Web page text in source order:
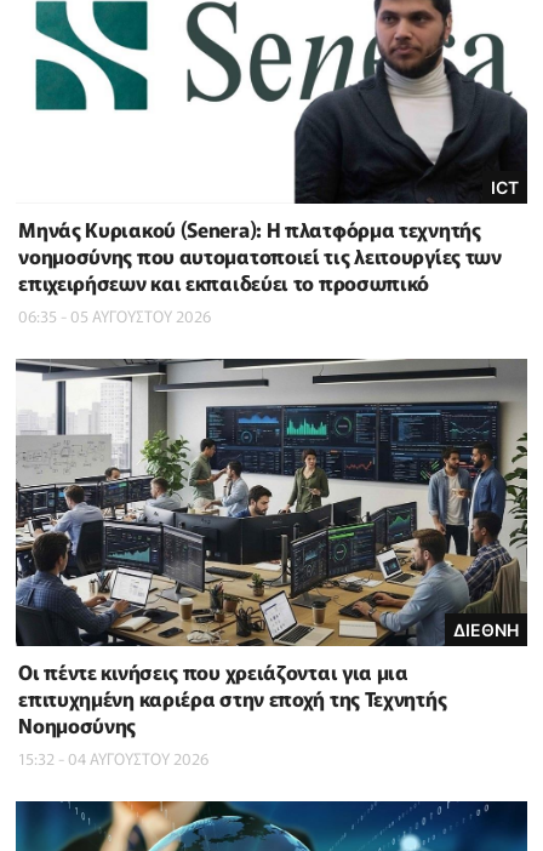
ICT
Μηνάς Κυριακού (Senera): Η πλατφόρμα τεχνητής
νοημοσύνης που αυτοματοποιεί τις λειτουργίες των
επιχειρήσεων και εκπαιδεύει το προσωπικό
06:35 - 05 ΑΥΓΟΥΣΤΟΥ 2026
ΔΙΕΘΝΗ
Οι πέντε κινήσεις που χρειάζονται για μια
επιτυχημένη καριέρα στην εποχή της Τεχνητής
Νοημοσύνης
15:32 - 04 ΑΥΓΟΥΣΤΟΥ 2026